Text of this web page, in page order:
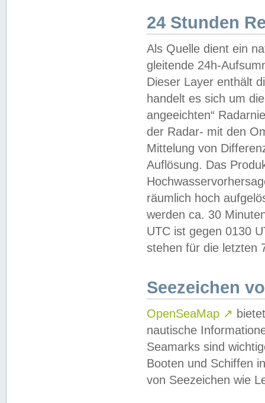
24 Stunden
Als Quelle dient ein
gleitende 24h-
Dieser Layer enthält
handelt es sich um
angeeichten“
der Radar- mit den
Mittelung von
Auflösung. Das
räumlich hoch
werden ca. 30
UTC ist gegen 0130
stehen für die letzten
Seezeichen
OpenSeaMap ↗
nautische
Seamarks sind
Booten und Schiffen
von Seezeichen wie